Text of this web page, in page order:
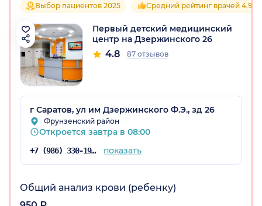
обл.)
Выбор пациентов 2025 Средний рейтинг врачей 4.9
Первый детский медицинский
центр на Дзержинского 26
4.8 87 отзывов
г Саратов, ул им Дзержинского Ф.Э., зд 26
Фрунзенский район
Откроется завтра в 08:00
+7 (986) 330-19-25 показать
Общий анализ крови (ребенку)